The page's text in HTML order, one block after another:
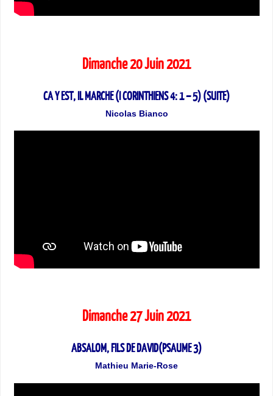
Dimanche 20 Juin 2021
CA Y EST, IL MARCHE (I CORINTHIENS 4: 1 – 5) (SUITE)
Nicolas Bianco
Dimanche 27 Juin 2021
ABSALOM, FILS DE DAVID(PSAUME 3)
Mathieu Marie-Rose